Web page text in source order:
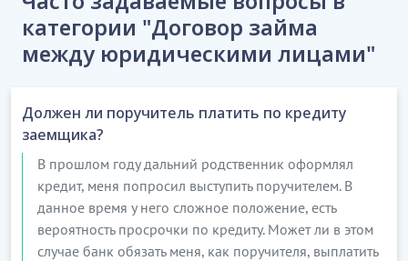
4.1. За пользование суммой займа Заемщик
выплачивает Займодателю вознаграждение в
фактической суммой займа понимается...........
Альтернативные варианты:
…………………………
[Скрытый текст. Полная версия доступна после
скачивания]
категории "Договор займа
между юридическими лицами"
Должен ли поручитель платить по кредиту
заемщика?
В прошлом году дальний родственник оформлял
кредит, меня попросил выступить поручителем. В
данное время у него сложное положение, есть
вероятность просрочки по кредиту. Может ли в этом
случае банк обязать меня, как поручителя, выплатить